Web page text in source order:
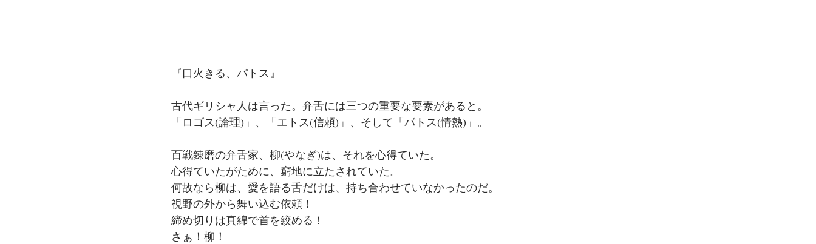
『口火きる、パトス』
古代ギリシャ人は言った。弁舌には三つの重要な要素があると。
「ロゴス(論理)」、「エトス(信頼)」、そして「パトス(情熱)」。
百戦錬磨の弁舌家、柳(やなぎ)は、それを心得ていた。
心得ていたがために、窮地に立たされていた。
何故なら柳は、愛を語る舌だけは、持ち合わせていなかったのだ。
視野の外から舞い込む依頼！
締め切りは真綿で首を絞める！
さぁ！柳！